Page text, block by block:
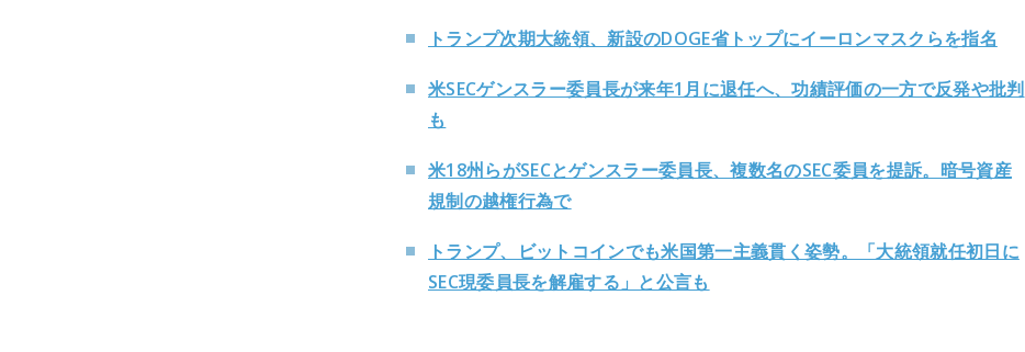
トランプ次期大統領、新設のDOGE省トップにイーロンマスクらを指名
米SECゲンスラー委員長が来年1月に退任へ、功績評価の一方で反発や批判
も
米18州らがSECとゲンスラー委員長、複数名のSEC委員を提訴。暗号資産
規制の越権行為で
トランプ、ビットコインでも米国第一主義貫く姿勢。「大統領就任初日に
SEC現委員長を解雇する」と公言も